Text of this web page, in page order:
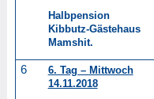
Halbpension
Kibbutz-Gästehaus
Mamshit.
6
6. Tag – Mittwoch
14.11.2018